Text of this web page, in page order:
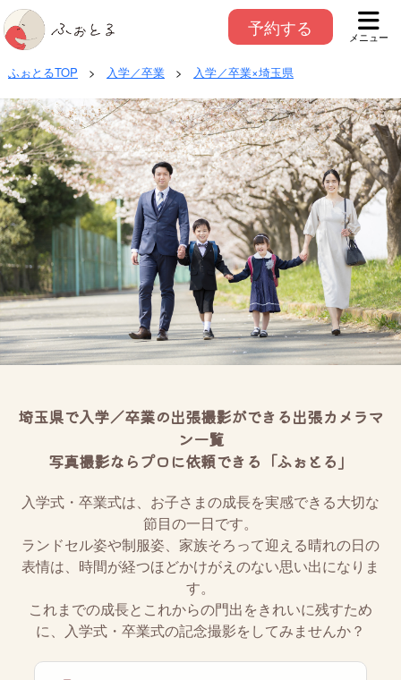
予約する メニュー
ふぉとるTOP > 入学／卒業 > 入学／卒業×埼玉県
埼玉県で入学／卒業の出張撮影ができる出張カメラマ
ン一覧
写真撮影ならプロに依頼できる「ふぉとる」
入学式・卒業式は、お子さまの成長を実感できる大切な
節目の一日です。
ランドセル姿や制服姿、家族そろって迎える晴れの日の
表情は、時間が経つほどかけがえのない思い出になりま
す。
これまでの成長とこれからの門出をきれいに残すため
に、入学式・卒業式の記念撮影をしてみませんか？